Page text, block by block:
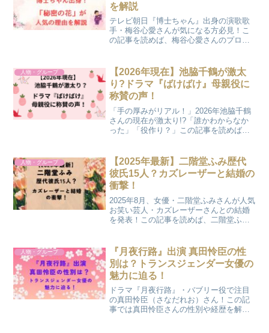
を解説
テレビ朝日『博士ちゃん』出身の演歌歌
手・梅谷心愛さんが気になる方必見！こ
の記事を読めば、梅谷心愛さんのプロフ
まで詳しく知ることができますよ！
人物・グループ
【2026年現在】池脇千鶴が激太
り?ドラマ『ばけばけ』母親役に
称賛の声！
「手の厚みがリアル！」2026年池脇千鶴
さんの現在が激太り!?「誰かわからなか
った」「役作り？」この記事を読めば池
るヒロインの母親役の魅力を知ることが
できますよ！
人物・グループ
【2025年最新】二階堂ふみ歴代
彼氏15人？カズレーザーと結婚の
衝撃！
2025年8月、女優・二階堂ふみさんが人気
お笑い芸人・カズレーザーさんとの結婚
を発表！この記事を読めば、二階堂ふみ
人物・グループ
『月夜行路』出演 真田怜臣の性
別は？トランスジェンダー女優の
魅力に迫る！
ドラマ『月夜行路』・バブリー役で注目
の真田怜臣（さなだれお）さん！この記
事では真田怜臣さんの性別や経歴を解